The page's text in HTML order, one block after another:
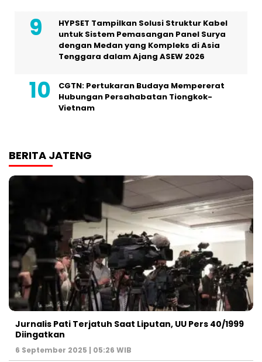
HYPSET Tampilkan Solusi Struktur Kabel
untuk Sistem Pemasangan Panel Surya
dengan Medan yang Kompleks di Asia
Tenggara dalam Ajang ASEW 2026
CGTN: Pertukaran Budaya Mempererat
Hubungan Persahabatan Tiongkok-
Vietnam
BERITA JATENG
Jurnalis Pati Terjatuh Saat Liputan, UU Pers 40/1999
Diingatkan
6 September 2025 | 05:26 WIB